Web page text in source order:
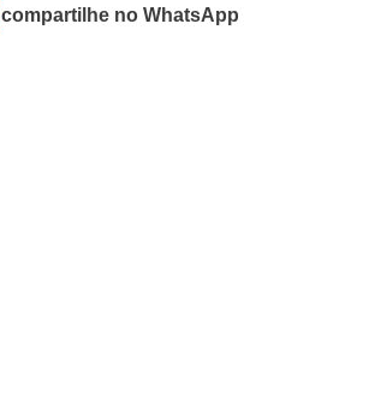
compartilhe no WhatsApp